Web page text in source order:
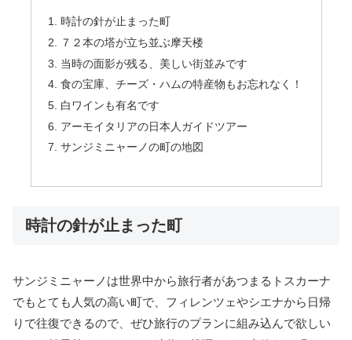
時計の針が止まった町
７２本の塔が立ち並ぶ摩天楼
当時の面影が残る、美しい街並みです
食の宝庫、チーズ・ハムの特産物もお忘れなく！
白ワインも有名です
アーモイタリアの日本人ガイドツアー
サンジミニャーノの町の地図
時計の針が止まった町
サンジミニャーノは世界中から旅行者があつまるトスカーナ
でもとても人気の高い町で、フィレンツェやシエナから日帰
りで往復できるので、ぜひ旅行のプランに組み込んで欲しい